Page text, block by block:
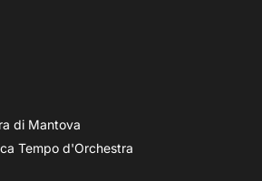
di Mantova
Tempo d'Orchestra